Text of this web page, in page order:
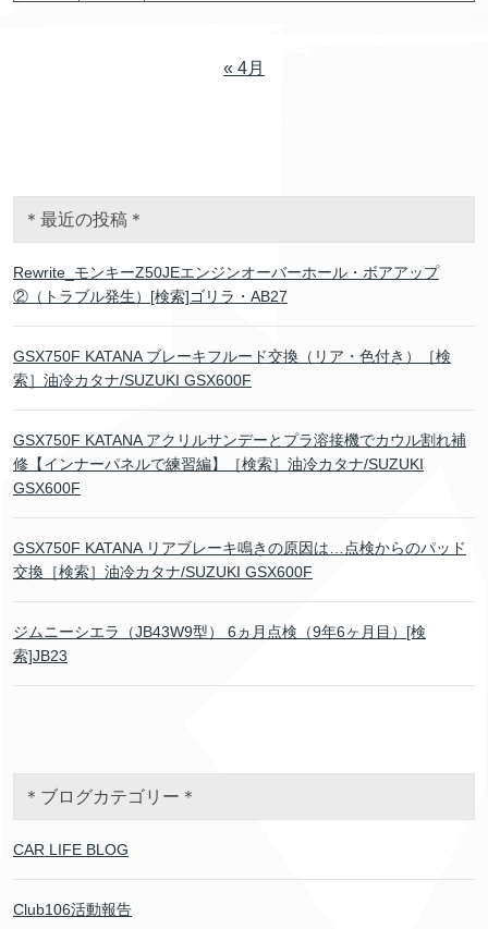
« 4月
＊最近の投稿＊
Rewrite_モンキーZ50JEエンジンオーバーホール・ボアアップ
②（トラブル発生）[検索]ゴリラ・AB27
GSX750F KATANA ブレーキフルード交換（リア・色付き）［検
索］油冷カタナ/SUZUKI GSX600F
GSX750F KATANA アクリルサンデーとプラ溶接機でカウル割れ補
修【インナーパネルで練習編】［検索］油冷カタナ/SUZUKI
GSX600F
GSX750F KATANA リアブレーキ鳴きの原因は…点検からのパッド
交換［検索］油冷カタナ/SUZUKI GSX600F
ジムニーシエラ（JB43W9型） 6ヵ月点検（9年6ヶ月目）[検
索]JB23
＊ブログカテゴリー＊
CAR LIFE BLOG
Club106活動報告